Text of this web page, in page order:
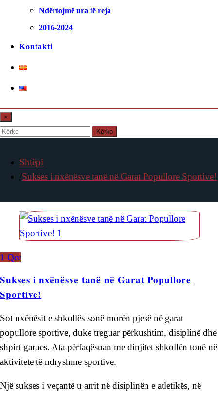
Ndërtojmë ura të reja
2016-2024
Kontakti
×
Kërko
Shtëpi
Sukses i nxënësve tanë në Garat Popullore Sportive!
1 Qer
Sukses i nxënësve tanë në Garat Popullore
Sportive!
Sot nxënësit e shkollës sonë morën pjesë në garat
popullore sportive, duke treguar përkushtim, disiplinë dhe
shpirt garues. Ata përfaqësuan me dinjitet shkollën tonë në
aktivitete të ndryshme sportive.
Një sukses i veçantë u arrit në disiplinën e atletikës, në